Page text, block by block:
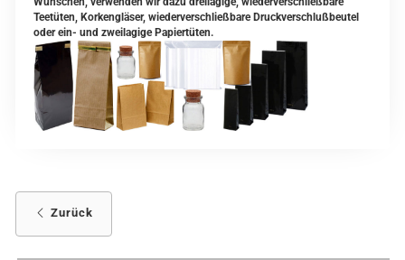
Teetüten, Korkengläser, wiederverschließbare Druckverschlußbeutel
oder ein- und zweilagige Papiertüten.
Zurück